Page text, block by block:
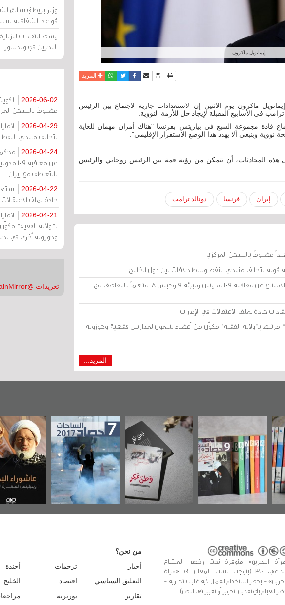
إيمانويل ماكرون
نسخة للطباعة
حفظ الموضوع
أرسل الى صديق
فيسبوكتويترواتسابالمزيد
ماكرون يوم الاثنين إن الاستعدادات جارية لاجتماع بين الرئيس
في الأسابيع المقبلة لإيجاد حل للأزمة النووية.
مجموعة السبع في بياريتس بفرنسا "هناك أمران مهمان للغاية
وينبغي ألا يهدد هذا الوضع الاستقرار الإقليمي".
على هذه المحادثات، أن نتمكن من رؤية قمة بين الرئيس روحاني والرئيس
إيران فرنسا دونالد ترامب
مظلومًا بالسجن المركزي
لتحالف منتجي النفط وسط خلافات بين دول الخليج
محكمة «أمن الدولة» في الكويت: الامتناع عن معاقبة 109 مدونين وتبرئة 9 وحبس 18 متهماً بالتعاطف مع
حادة لملف الاعتقالات في الإمارات
مرتبط بـ"ولاية الفقيه" مكوّن من أعضاء ينتمون لمدارس فقهية وحوزوية
المزيد...
وزير بريطاني
قواعد الشفافية
وسط انتقادات
البحرين في وندسور
2026-06-02
مظلومًا بالسجن
2026-04-29
لتحالف منتجي
2026-04-24
بالتعاطف مع إيران
2026-04-22
حادة لملف
2026-04-21
بـ"ولاية الفقيه"
وحوزوية أخرى في
تغريدات @BahrainMirror
في سلسلة من 5
تصدر حصاد
الساحات 2019
«وطن عكر» رواية
جديدة لمعتقل
عسكري تصدر عن
«مرآة البحرين»
حصاد 2017
عاشوراء
ويكيليكس
البحرين» متوفرة تحت رخصة المشاع
الإبداعي، 3.0 (يتوجب نسب المقال الى «مراة
- يحظر استخدام العمل لأية غايات تجارية -
القيام بأي تعديل، تحوير أو تغيير في النص)
من نحن؟
أخبار
التعليق السياسي
تقارير
ترجمات
اقتصاد
بورتريه
أجندة
الخليج